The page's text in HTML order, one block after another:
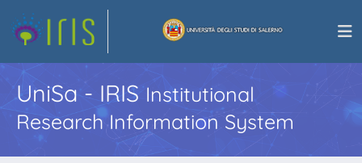
UniSa - IRISInstitutional
Research Information System